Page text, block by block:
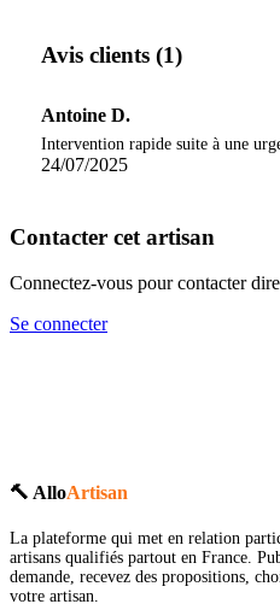
Avis clients (1)
Antoine D.
Intervention rapide suite à une
24/07/2025
Contacter cet artisan
Connectez-vous pour contacter
Se connecter
🔨 AlloArtisan
La plateforme qui met en relation
artisans qualifiés partout en France.
demande, recevez des propositions,
votre artisan.